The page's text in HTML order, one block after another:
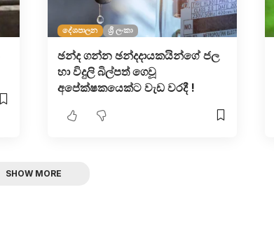
දේශපාලන ශ්‍රී ලංකා
ඡන්ද ගන්න ඡන්දදායකයින්ගේ ජල
හා විදුලි බිල්පත් ගෙවූ
අපේක්ෂකයෙක්ට වැඩ වරදී !
SHOW MORE